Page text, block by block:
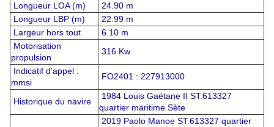
Longueur LOA (m)
24.90 m
Longueur LBP (m)
22.99 m
Largeur hors tout
6.10 m
Motorisation
propulsion
316 Kw
Indicatif d'appel :
mmsi
FO2401 : 227913000
Historique du navire
1984 Louis Gaëtane II ST.613327
quartier maritime Sète
2019 Paolo Manoe ST.613327 quartier